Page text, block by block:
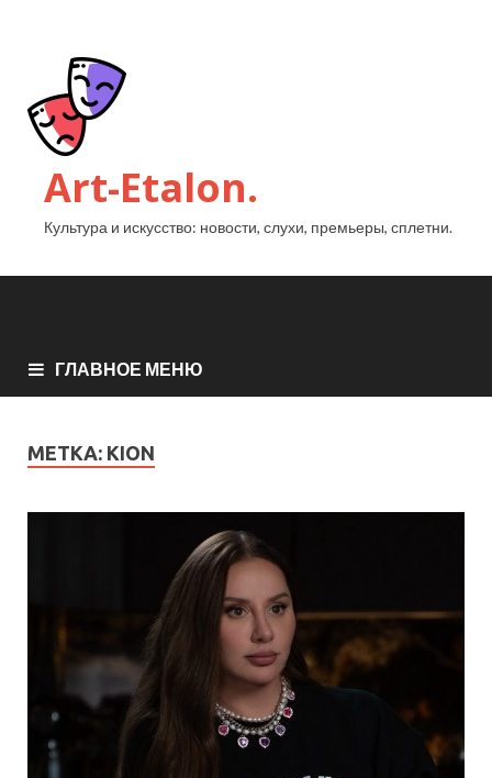
Art-Etalon.
Культура и искусство: новости, слухи, премьеры, сплетни.
ГЛАВНОЕ МЕНЮ
МЕТКА: KION